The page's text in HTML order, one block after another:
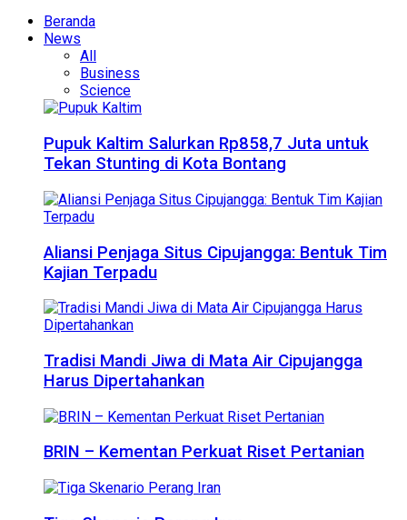
Beranda
News
All
Business
Science
Pupuk Kaltim Salurkan Rp858,7 Juta untuk
Tekan Stunting di Kota Bontang
Aliansi Penjaga Situs Cipujangga: Bentuk Tim
Kajian Terpadu
Tradisi Mandi Jiwa di Mata Air Cipujangga
Harus Dipertahankan
BRIN – Kementan Perkuat Riset Pertanian